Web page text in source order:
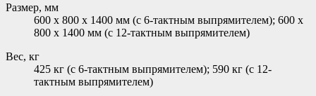
Размер, мм
600 x 800 x 1400 мм (с 6-тактным выпрямителем); 600 x
800 x 1400 мм (с 12-тактным выпрямителем)
Вес, кг
425 кг (с 6-тактным выпрямителем); 590 кг (с 12-
тактным выпрямителем)